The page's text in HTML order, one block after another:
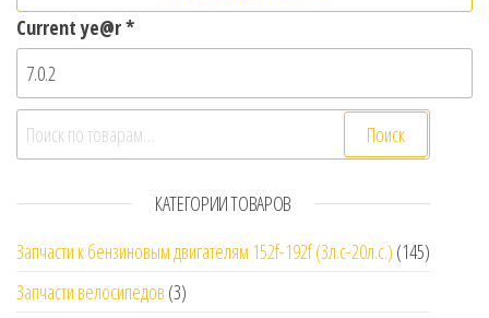
Current ye@r*
Искать: Поиск
КАТЕГОРИИ ТОВАРОВ
Запчасти к бензиновым двигателям 152f-192f (3л.с-20л.с.) (145)
Запчасти велосипедов (3)